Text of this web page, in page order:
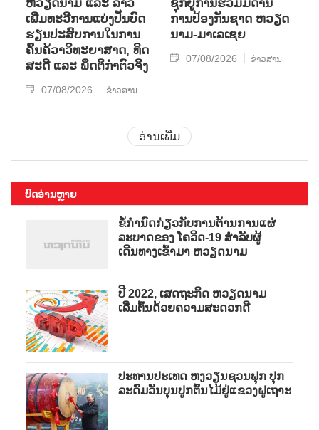
ຫວຽດ​ນາມ ແລະ ລາວ​
ເພີ່ມ​ທະ​ວີ​ການ​ແບ່​ງ​ປັນ​ບົດ​
ຮຽນ​ປະ​ສົບ​ການ​ໃນ​ການ​
ຄົ້ນ​ຄ້​ວາ​ວິ​ທະ​ຍາ​ສາດ, ທິດ​
ສະ​ດີ ແລະ ພຶດ​ຕິ​ກຳຕົວ​ຈິງ
07/08/2026 ຂ່າວສານ
ຊຸກ​ຍູ້​ການ​ຮ່ວມ​ມື​ດ້ານ​
ການ​ປ້ອງ​ກັນ​ຊາດ ຫວຽດ​
ນາມ-ມາ​ເລ​ເຊຍ
07/08/2026 ຂ່າວສານ
ອ່ານເພີ່ມ
ບົດອ່ານຫຼາຍ
ຂໍ້ກຳນົດກ່ຽວກັບການຕ້ານການແຜ່
ລະບາດຂອງ ໂຄວິດ-19 ສຳລັບຜູ້
ເດີນທາງເຂົ້າມາ ຫວຽດນາມ
ປີ 2022, ເສດຖະກິດ ຫວຽດນາມ
ເລີ່ມຕົ້ນດ້ວຍຄວາມສະດວກດີ
ປະທານປະເທດ ຫງວຽນຊວນຟຸກ ປຸກ
ລະດົມວັນບຸນປູກຕົ້ນໄມ້ຢູ່ແຂວງຝູເຖາະ